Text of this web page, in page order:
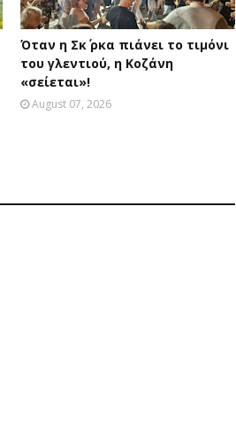
Όταν η Σκ΄ ρκα πιάνει το τιμόνι
του γλεντιού, η Κοζάνη
«σείεται»!
August 07, 2026